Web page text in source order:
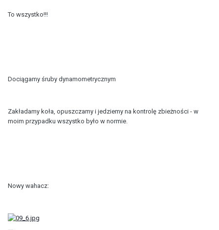
To wszystko!!!
Dociągamy śruby dynamometrycznym
Zakładamy koła, opuszczamy i jedziemy na kontrolę zbieżności - w
moim przypadku wszystko było w normie.
Nowy wahacz: